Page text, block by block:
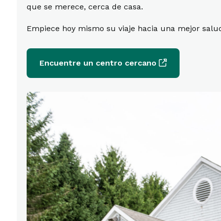
que se merece, cerca de casa.
Empiece hoy mismo su viaje hacia una mejor
Encuentre un centro cercano